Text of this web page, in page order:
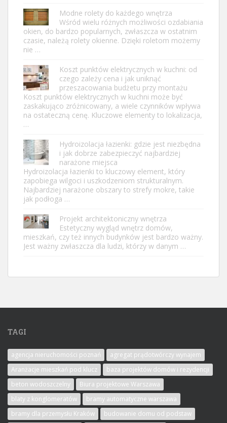
Modne rolety do każdego wnętrza
Wśród wielu różnych możliwości ozdabiania
okien, do bardzo popularnych, zwłaszcza w ostatnim
czasie, należą rolety okienne. Dzięki roletom możemy
nie …
Koszt punktów elektrycznych w kuchni: od
czego zależy cena i jak uniknąć
przeszacowania budżetu przy montażu
Koszt punktów elektrycznych w kuchni może być
zaskakująco zróżnicowany, a wiele czynników wpływa
na ostateczną cenę. Kluczowe elementy to lokalizacja,
…
Hydroizolacja łazienki: gdzie jest niezbędna
i jak dobrze zabezpieczyć najbardziej
narażone miejsca
Hydroizolacja łazienki to kluczowy element, który
zapobiega wilgoci i uszkodzeniom strukturalnym.
Najbardziej narażone obszary to strefy mokre, takie
jak podłoga …
Projekt architektoniczny wnętrza
Estetyczny wygląd wnętrz domów,
mieszkań, czy też innych budynków jest bardzo ważny.
Jest ważny zwłaszcza dla ludzi, którzy w danym …
TAGI
agencja nieruchomości poznań
agregat prądotwórczy wynajem
Aranżacje mieszkań pod klucz
baza projektów domów i rezydencji
beton wodoszczelny
Biura projektowe Warszawa
blaty z konglomeratów
bramy automatyczne warszawa
bramy dla przemysłu Kraków
budowanie domu od podstaw